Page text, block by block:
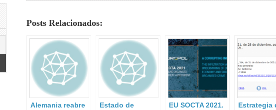
Posts Relacionados:
Alemania reabre
Estado de
EU SOCTA 2021.
Estrategia